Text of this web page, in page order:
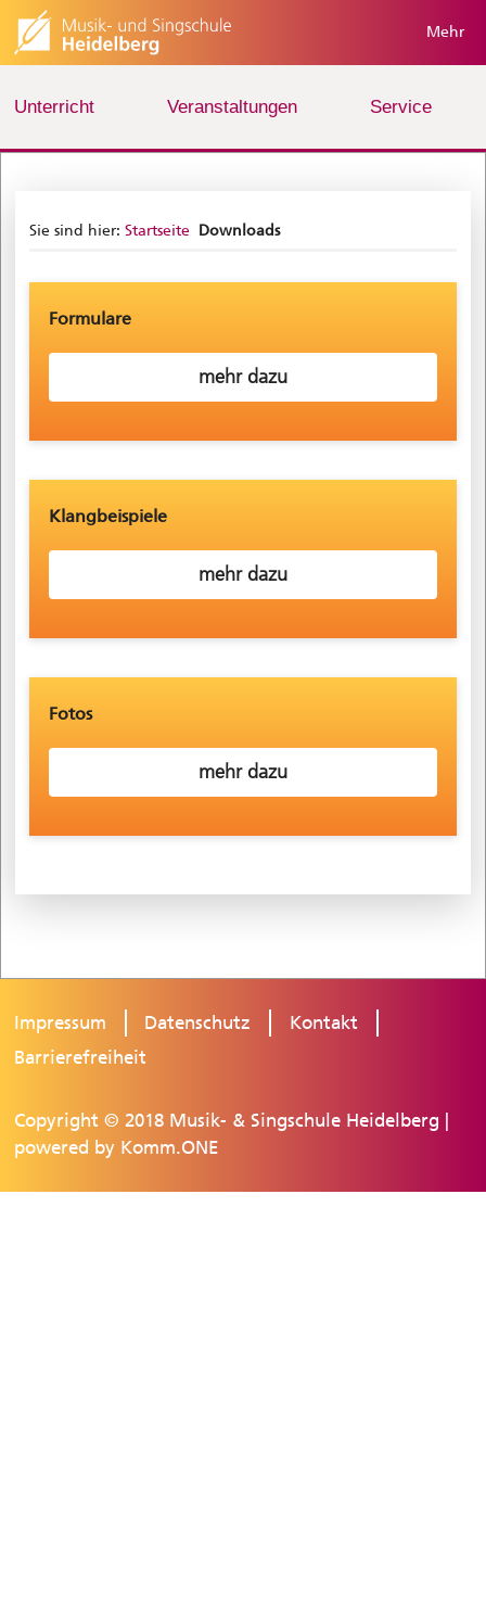
Mehr
Unterricht Veranstaltungen Service
Sie sind hier: Startseite Downloads
Formulare
mehr dazu
Klangbeispiele
mehr dazu
Fotos
mehr dazu
Impressum Datenschutz
Kontakt
Barrierefreiheit
Copyright © 2018 Musik- & Singschule Heidelberg |
powered by Komm.ONE